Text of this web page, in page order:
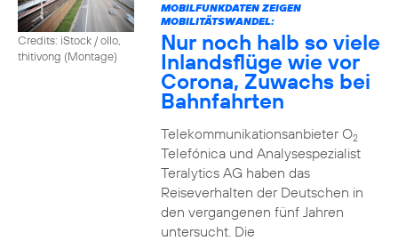
Credits: iStock / ollo,
thitivong (Montage)
MOBILFUNKDATEN ZEIGEN
MOBILITÄTSWANDEL:
Nur noch halb so viele
Inlandsflüge wie vor
Corona, Zuwachs bei
Bahnfahrten
Telekommunikationsanbieter O2
Telefónica und Analysespezialist
Teralytics AG haben das
Reiseverhalten der Deutschen in
den vergangenen fünf Jahren
untersucht. Die